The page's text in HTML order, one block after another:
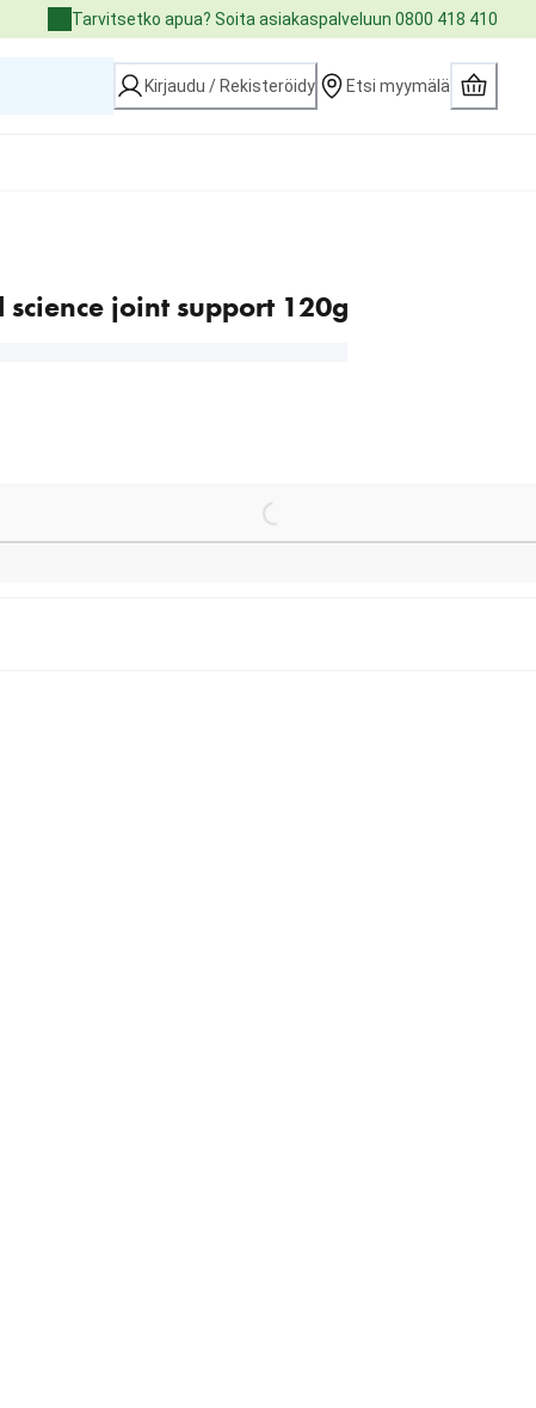
Tarvitsetko apua? Soita asiakaspalveluun 0800 418 410
Kirjaudu / Rekisteröidy Etsi myymälä
joint support 120g
Loading...